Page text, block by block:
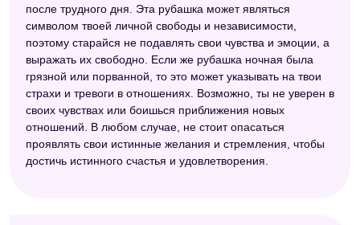
после трудного дня. Эта рубашка может являться
символом твоей личной свободы и независимости,
поэтому старайся не подавлять свои чувства и эмоции, а
выражать их свободно. Если же рубашка ночная была
грязной или порванной, то это может указывать на твои
страхи и тревоги в отношениях. Возможно, ты не уверен в
своих чувствах или боишься приближения новых
отношений. В любом случае, не стоит опасаться
проявлять свои истинные желания и стремления, чтобы
достичь истинного счастья и удовлетворения.